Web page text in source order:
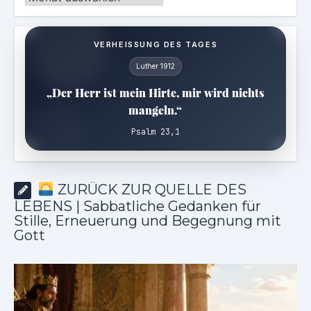
VERHEISSUNG DES TAGES
Luther 1912
„Der Herr ist mein Hirte, mir wird nichts
mangeln.“
Psalm 23,1
ZURÜCK ZUR QUELLE DES
LEBENS | Sabbatliche Gedanken für
Stille, Erneuerung und Begegnung mit
Gott